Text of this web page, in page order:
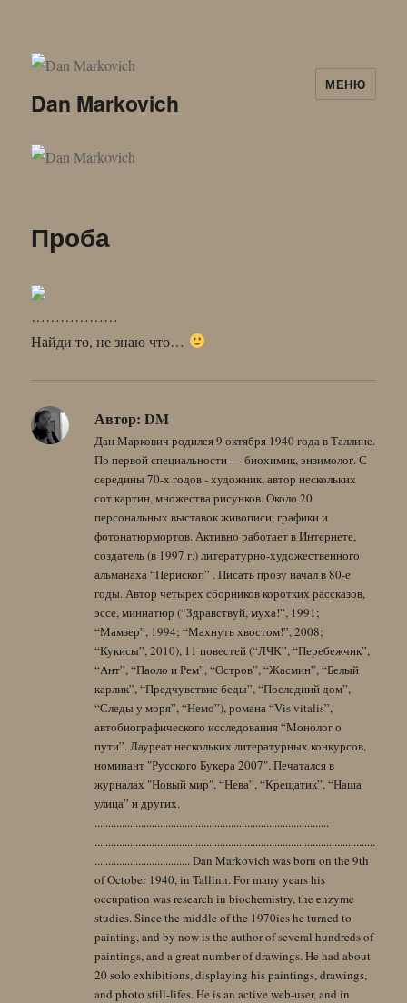
Dan Markovich
МЕНЮ
Проба
………………
Найди то, не знаю что…
Автор: DM
Дан Маркович родился 9 октября 1940 года в Таллине.
По первой специальности — биохимик, энзимолог. С
середины 70-х годов - художник, автор нескольких
сот картин, множества рисунков. Около 20
персональных выставок живописи, графики и
фотонатюрмортов. Активно работает в Интернете,
создатель (в 1997 г.) литературно-художественного
альманаха “Перископ” . Писать прозу начал в 80-е
годы. Автор четырех сборников коротких рассказов,
эссе, миниатюр (“Здравствуй, муха!”, 1991;
“Мамзер”, 1994; “Махнуть хвостом!”, 2008;
“Кукисы”, 2010), 11 повестей (“ЛЧК”, “Перебежчик”,
“Ант”, “Паоло и Рем”, “Остров”, “Жасмин”, “Белый
карлик”, “Предчувствие беды”, “Последний дом”,
“Следы у моря”, “Немо”), романа “Vis vitalis”,
автобиографического исследования “Монолог о
пути”. Лауреат нескольких литературных конкурсов,
номинант "Русского Букера 2007". Печатался в
журналах "Новый мир", “Нева”, “Крещатик”, “Наша
улица” и других.
......................................................................................
.......................................................................................................
................................... Dan Markovich was born on the 9th
of October 1940, in Tallinn. For many years his
occupation was research in biochemistry, the enzyme
studies. Since the middle of the 1970ies he turned to
painting, and by now is the author of several hundreds of
paintings, and a great number of drawings. He had about
20 solo exhibitions, displaying his paintings, drawings,
and photo still-lifes. He is an active web-user, and in